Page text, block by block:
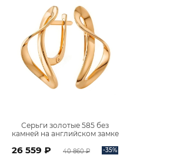
Серьги золотые 585 без
камней на английском замке
26 559 ₽ 40 860 ₽ -35%